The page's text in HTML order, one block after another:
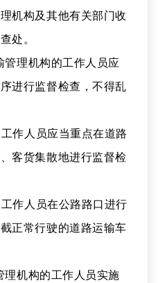
机构及其他有关部门收
处。
理机构的工作人员应
进行监督检查，不得乱
作人员应当重点在道路
客货集散地进行监督检
作人员在公路路口进行
正常行驶的道路运输车
机构的工作人员实施